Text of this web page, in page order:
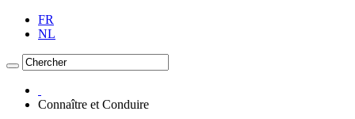
FR
NL
Connaître et Conduire